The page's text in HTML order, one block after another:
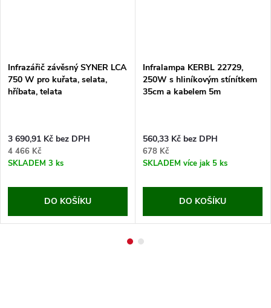
Infrazářič závěsný SYNER LCA
750 W pro kuřata, selata,
hříbata, telata
3 690,91 Kč bez DPH
4 466 Kč
SKLADEM 3 ks
DO KOŠÍKU
Infralampa KERBL 22729,
250W s hliníkovým stínítkem
35cm a kabelem 5m
560,33 Kč bez DPH
678 Kč
SKLADEM více jak 5 ks
DO KOŠÍKU